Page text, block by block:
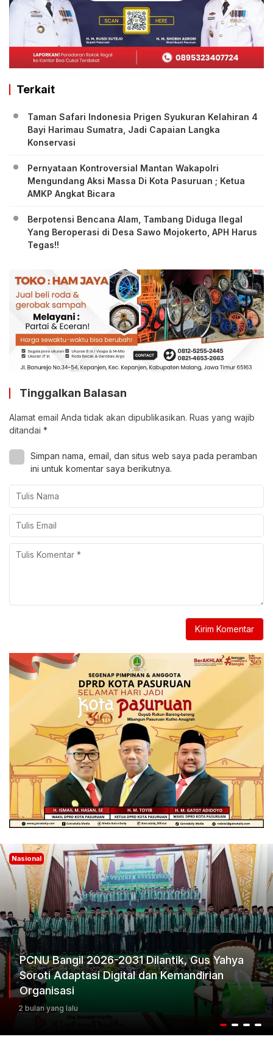
Terkait
Taman Safari Indonesia Prigen Syukuran Kelahiran 4
Bayi Harimau Sumatra, Jadi Capaian Langka
Konservasi
Pernyataan Kontroversial Mantan Wakapolri
Mengundang Aksi Massa Di Kota Pasuruan ; Ketua
AMKP Angkat Bicara
Berpotensi Bencana Alam, Tambang Diduga Ilegal
Yang Beroperasi di Desa Sawo Mojokerto, APH Harus
Tegas!!
Tinggalkan Balasan
Alamat email Anda tidak akan dipublikasikan. Ruas yang wajib
ditandai *
Simpan nama, email, dan situs web saya pada peramban
ini untuk komentar saya berikutnya.
Nasional
PCNU Bangil 2026-2031 Dilantik, Gus Yahya
Soroti Adaptasi Digital dan Kemandirian
Organisasi
2 bulan yang lalu